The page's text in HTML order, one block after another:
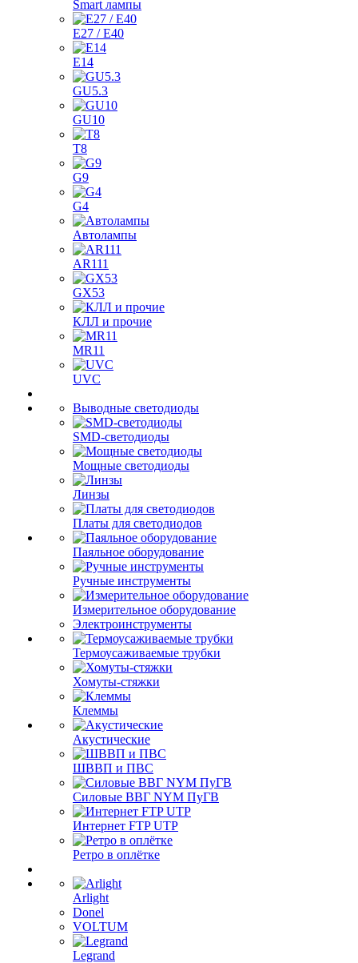
Smart лампы
E27 / E40
E14
GU5.3
GU10
T8
G9
G4
Автолампы
AR111
GX53
КЛЛ и прочие
MR11
UVC
Выводные светодиоды
SMD-светодиоды
Мощные светодиоды
Линзы
Платы для светодиодов
Паяльное оборудование
Ручные инструменты
Измерительное оборудование
Электроинструменты
Термоусаживаемые трубки
Хомуты-стяжки
Клеммы
Акустические
ШВВП и ПВС
Силовые ВВГ NYM ПуГВ
Интернет FTP UTP
Ретро в оплётке
Arlight
Donel
VOLTUM
Legrand